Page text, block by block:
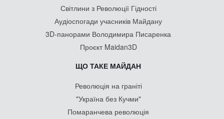
Світлини з Революції Гідності
Аудіоспогади учасників Майдану
3D-панорами Володимира Писаренка
Проєкт Maidan3D
ЩО ТАКЕ МАЙДАН
Революція на граніті
"Україна без Кучми"
Помаранчева революція